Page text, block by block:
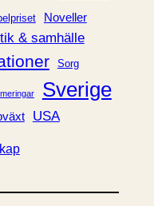
Noveller
& samhälle
Sorg
Sverige
USA